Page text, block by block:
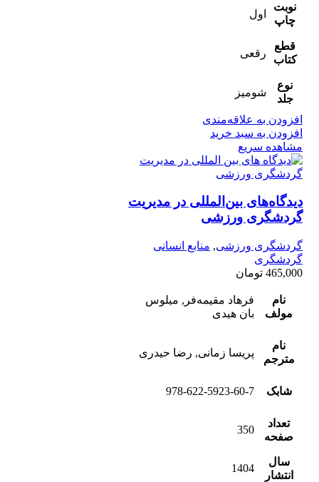
نوبت
چاپ
اول
قطع
کتاب
رقعی
نوع
جلد
شومیز
افزودن به علاقه‌مندی
افزودن به سبد خرید
مشاهده سریع
دیدگاه‌های بین‌المللی در مدیریت
گردشگری ورزشی
گردشگری ورزشی, منابع انسانی
گردشگری
465,000 تومان
نام
مولف
فرهاد مقیمه‌فر, میلوس
بان هیدی
نام
مترجم
پریسا زمانی, رضا حیدری
شابک 978-622-5923-60-7
تعداد
صفحه
350
سال
انتشار
1404